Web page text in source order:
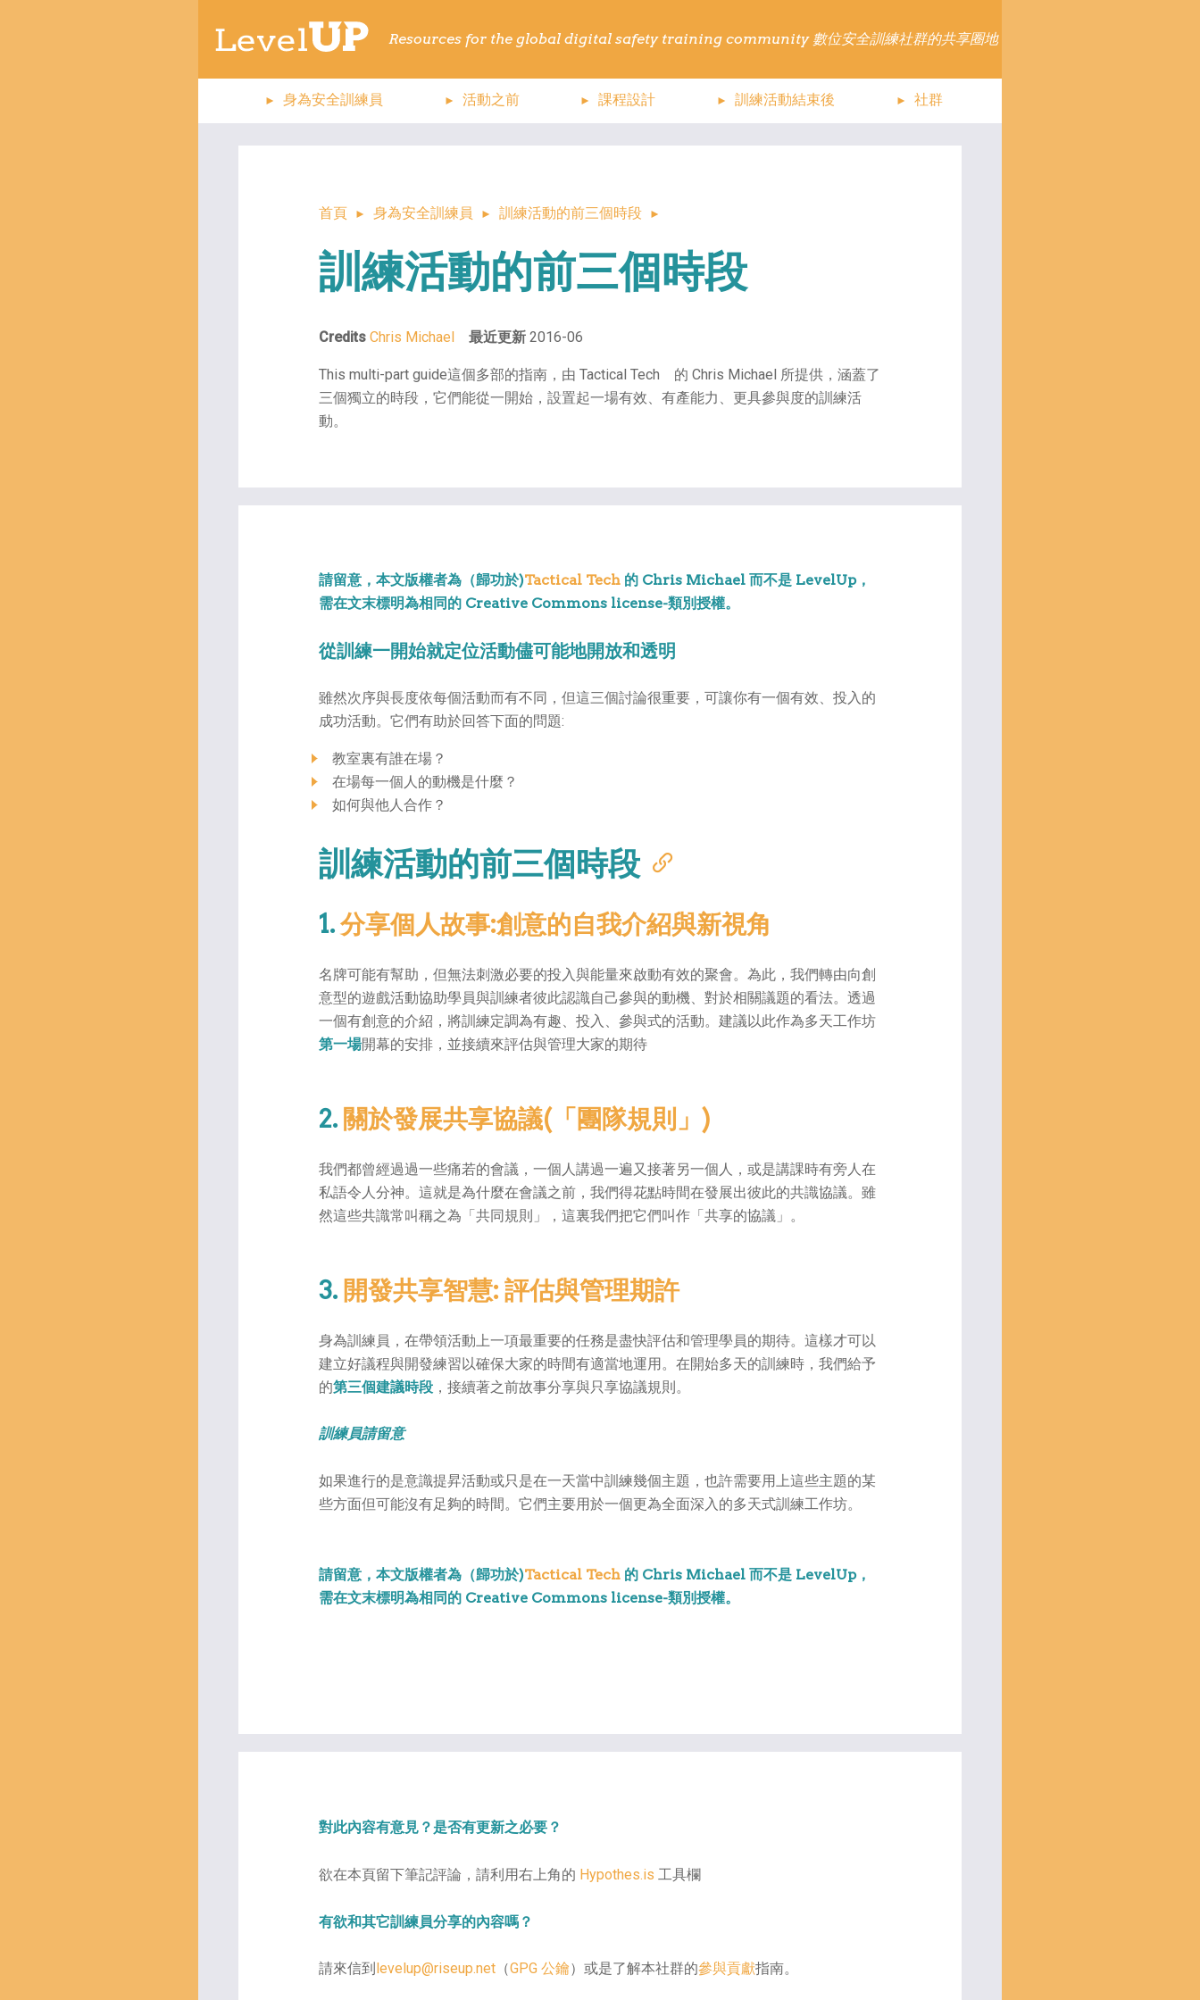
Resources for the global digital safety training community 數位安全訓練社群的共享圈地
身為安全訓練員 活動之前 課程設計 訓練活動結束後 社群
首頁 身為安全訓練員 訓練活動的前三個時段
訓練活動的前三個時段
Credits Chris Michael 最近更新 2016-06
This multi-part guide這個多部的指南，由 Tactical Tech 的 Chris Michael 所提供，涵蓋了
三個獨立的時段，它們能從一開始，設置起一場有效、有產能力、更具參與度的訓練活
動。
請留意，本文版權者為（歸功於)Tactical Tech 的 Chris Michael 而不是 LevelUp，
需在文末標明為相同的 Creative Commons license-類別授權。
從訓練一開始就定位活動儘可能地開放和透明
雖然次序與長度依每個活動而有不同，但這三個討論很重要，可讓你有一個有效、投入的
成功活動。它們有助於回答下面的問題:
教室裏有誰在場？
在場每一個人的動機是什麼？
如何與他人合作？
訓練活動的前三個時段
1.分享個人故事:創意的自我介紹與新視角
名牌可能有幫助，但無法刺激必要的投入與能量來啟動有效的聚會。為此，我們轉由向創
意型的遊戲活動協助學員與訓練者彼此認識自己參與的動機、對於相關議題的看法。透過
一個有創意的介紹，將訓練定調為有趣、投入、參與式的活動。建議以此作為多天工作坊
第一場開幕的安排，並接續來評估與管理大家的期待
2. 關於發展共享協議(「團隊規則」)
我們都曾經過過一些痛若的會議，一個人講過一遍又接著另一個人，或是講課時有旁人在
私語令人分神。這就是為什麼在會議之前，我們得花點時間在發展出彼此的共識協議。雖
然這些共識常叫稱之為「共同規則」，這裏我們把它們叫作「共享的協議」。
3. 開發共享智慧: 評估與管理期許
身為訓練員，在帶領活動上一項最重要的任務是盡快評估和管理學員的期待。這樣才可以
建立好議程與開發練習以確保大家的時間有適當地運用。在開始多天的訓練時，我們給予
的第三個建議時段 ，接續著之前故事分享與只享協議規則。
訓練員請留意
如果進行的是意識提昇活動或只是在一天當中訓練幾個主題，也許需要用上這些主題的某
些方面但可能沒有足夠的時間。它們主要用於一個更為全面深入的多天式訓練工作坊。
請留意，本文版權者為（歸功於)Tactical Tech 的 Chris Michael 而不是 LevelUp，
需在文末標明為相同的 Creative Commons license-類別授權。
對此內容有意見？是否有更新之必要？
欲在本頁留下筆記評論，請利用右上角的 Hypothes.is 工具欄
有欲和其它訓練員分享的內容嗎？
請來信到 levelup@riseup.net （GPG 公鑰）或是了解本社群的參與貢獻指南。